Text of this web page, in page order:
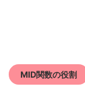
MID関数の役割